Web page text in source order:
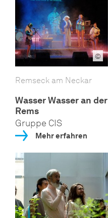
©
Remseck am Neckar
Wasser Wasser an der
Rems
Gruppe CIS
Mehr erfahren